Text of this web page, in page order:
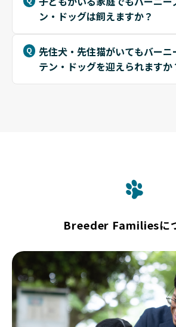
ン・ドッグは飼えますか？
先住犬・先住猫がいてもバーニ
テン・ドッグを迎えられますか
Breeder Familiesに